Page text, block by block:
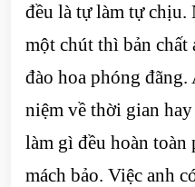
đều là tự làm tự
một chút thì bản chất
đào hoa phóng
niệm về thời gian
làm gì đều hoàn
mách bảo. Việc anh